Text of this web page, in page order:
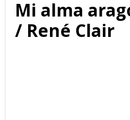
Mi alma
/ René Clair